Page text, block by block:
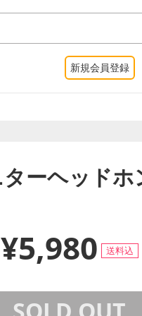
新規会員登録
ーヘッドホ
¥5,980 送料込